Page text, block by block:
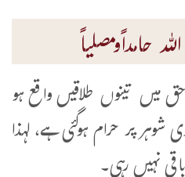
حامداًومصلیاً
میں تینوں طلاقیں واقع ہو
پر حرام ہوگئی ہے، لہذا